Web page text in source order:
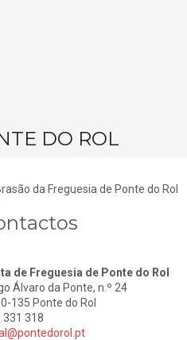
DO ROL
de Freguesia de Ponte do Rol
Álvaro da Ponte, n.º 24
135 Ponte do Rol
331 318